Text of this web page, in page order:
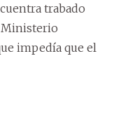
trabado
Ministerio
impedía que el